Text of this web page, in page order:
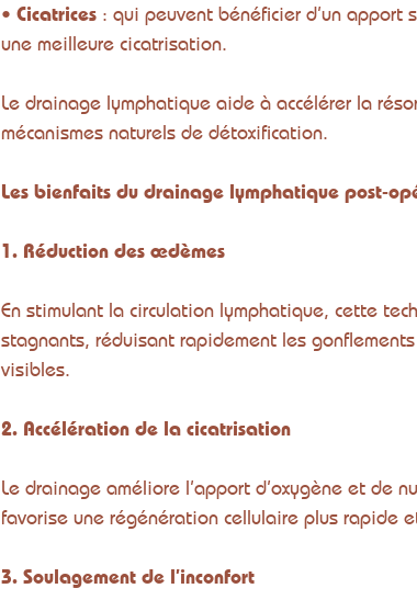
• Cicatrices : qui peuvent bénéficier d’un apport
une meilleure cicatrisation.
Le drainage lymphatique aide à accélérer la
mécanismes naturels de détoxification.
Les bienfaits du drainage lymphatique post-
1. Réduction des œdèmes
En stimulant la circulation lymphatique, cette
stagnants, réduisant rapidement les
visibles.
2. Accélération de la cicatrisation
Le drainage améliore l’apport d’oxygène et de
favorise une régénération cellulaire plus rapide
3. Soulagement de l’inconfort